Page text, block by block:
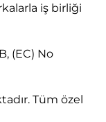
iş birliği
(EC) No
Tüm özel